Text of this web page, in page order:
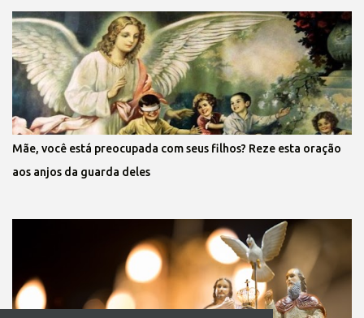
Mãe, você está preocupada com seus filhos? Reze esta oração
aos anjos da guarda deles